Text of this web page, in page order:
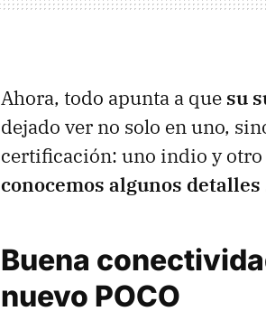
Ahora, todo apunta a que su
dejado ver no solo en uno,
certificación: uno indio y otro
conocemos algunos
Buena
nuevo POCO